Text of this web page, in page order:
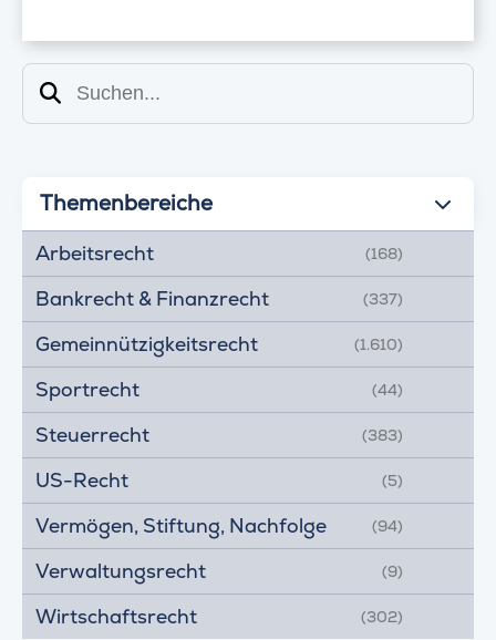
Suchen
Themenbereiche
Arbeitsrecht (168)
Bankrecht & Finanzrecht (337)
Gemeinnützigkeitsrecht (1.610)
Sportrecht (44)
Steuerrecht (383)
US-Recht (5)
Vermögen, Stiftung, Nachfolge (94)
Verwaltungsrecht (9)
Wirtschaftsrecht (302)